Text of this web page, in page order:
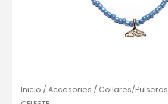
Inicio / Accesories / Collares/Pulseras